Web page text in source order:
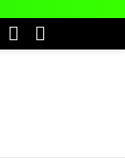
SWITCH
SKIN